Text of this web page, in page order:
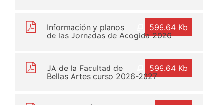
599.64 Kb
Información y planos
de las Jornadas de Acogida 2026
599.64 Kb
JA de la Facultad de
Bellas Artes curso 2026-2027